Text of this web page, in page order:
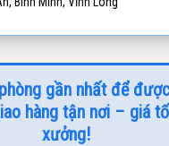
gần nhất để
hàng tận nơi – giá
xưởng!